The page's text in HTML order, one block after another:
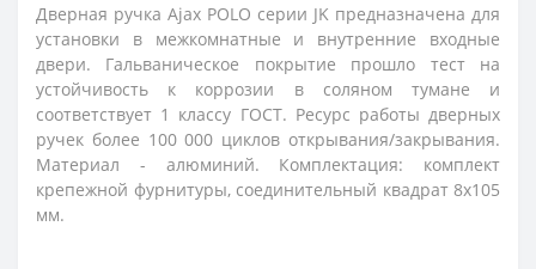
Дверная ручка Ajax POLO серии JK предназначена для
установки в межкомнатные и внутренние входные
двери. Гальваническое покрытие прошло тест на
устойчивость к коррозии в соляном тумане и
соответствует 1 классу ГОСТ. Ресурс работы дверных
ручек более 100 000 циклов открывания/закрывания.
Материал - алюминий. Комплектация: комплект
крепежной фурнитуры, соединительный квадрат 8x105
мм.